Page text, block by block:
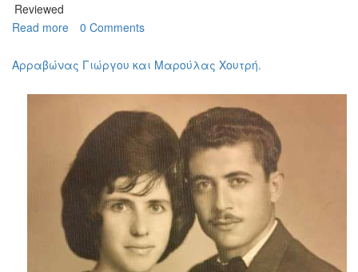
Reviewed
Read more about
0 Comments
Αρραβώνας Γιώργου και Μαρούλας Χουτρή.